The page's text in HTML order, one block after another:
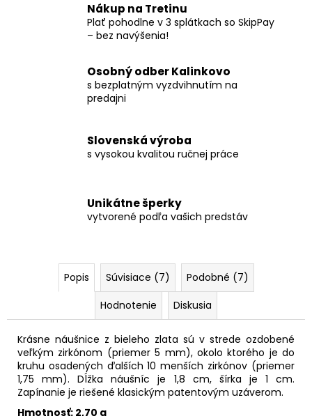
Nákup na Tretinu
Plať pohodlne v 3 splátkach so SkipPay
– bez navýšenia!
Osobný odber Kalinkovo
s bezplatným vyzdvihnutím na
predajni
Slovenská výroba
s vysokou kvalitou ručnej práce
Unikátne šperky
vytvorené podľa vašich predstáv
Popis Súvisiace (7)
Podobné (7)
Hodnotenie
Diskusia
Krásne náušnice z bieleho zlata sú v strede ozdobené
veľkým zirkónom (priemer 5 mm), okolo ktorého je do
kruhu osadených ďalších 10 menších zirkónov (priemer
1,75 mm). Dĺžka náušníc je 1,8 cm, šírka je 1 cm.
Zapínanie je riešené klasickým patentovým uzáverom.
Hmotnosť: 2,70 g